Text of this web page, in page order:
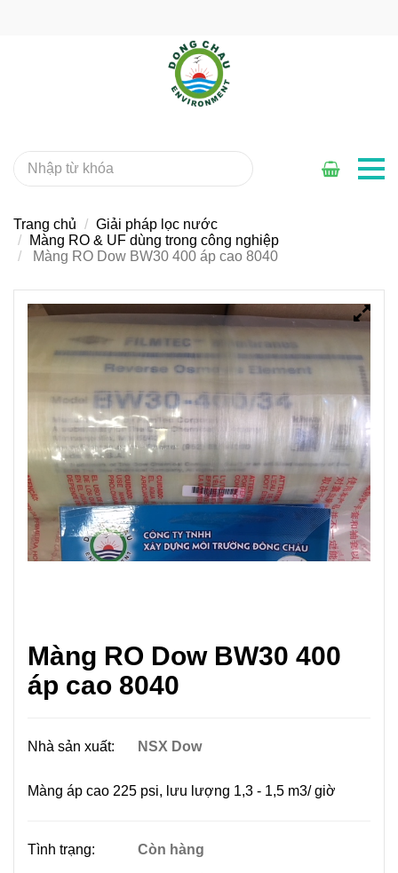
Màng RO Dow BW30 400
áp cao 8040
Nhà sản xuất: NSX Dow
Màng áp cao 225 psi, lưu lượng 1,3 - 1,5 m3/ giờ
Tình trạng: Còn hàng
Trang chủ
Giải pháp lọc nước
Màng RO & UF dùng trong công nghiệp
Màng RO Dow BW30 400 áp cao 8040